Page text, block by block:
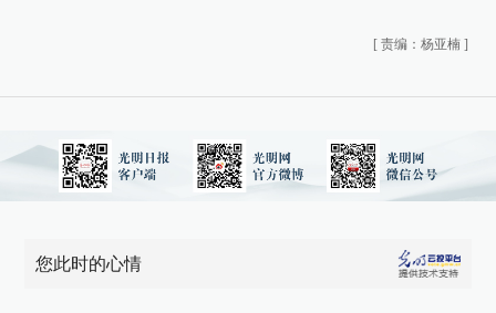
[ 责编：杨亚楠 ]
您此时的心情